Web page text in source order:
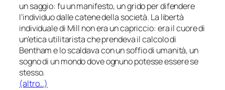
un saggio: fu un manifesto, un grido per difendere
l’individuo dalle catene della società. La libertà
individuale di Mill non era un capriccio: era il cuore di
un’etica utilitarista che prendeva il calcolo di
Bentham e lo scaldava con un soffio di umanità, un
sogno di un mondo dove ognuno potesse essere se
stesso.
(altro…)